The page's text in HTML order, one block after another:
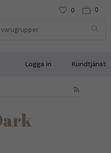
0 0
Logga in Kundtjänst